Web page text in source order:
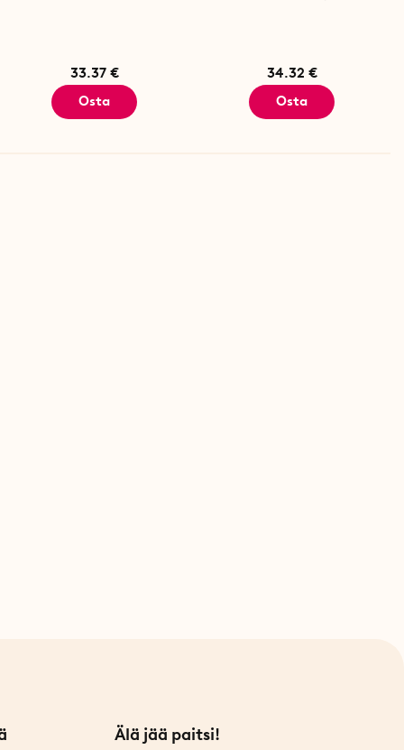
pehmeää, joten ammetta saa tarvittaessa puristettua
Huomaathan, että ammeen tilavuus pienenee.
Royal
keksijä Arnoud ideoi keksintönsä pienessä
sydämessä. Asunnosta puuttui kylpyamme,
ratkaisua. Askel askeleelta ja pienellä ulkopuolisella
33.37 €
Osta
34.32 €
Osta
Älä jää paitsi!